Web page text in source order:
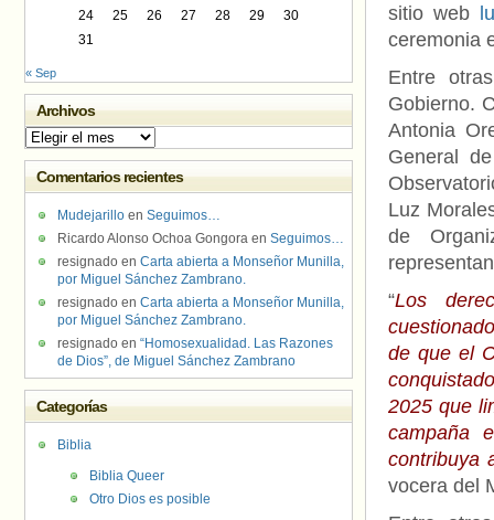
sitio web
ceremonia
Entre
Gobierno.
Antonia
General
Luz
de
“Los
de que el
2025 que
campaña
contribuya
vocera del
24
25 26 27 28 29
30
31
« Sep
Archivos
Archivos
Comentarios recientes
Mudejarillo en Seguimos…
Ricardo Alonso Ochoa Gongora en Seguimos…
resignado en Carta abierta a Monseñor Munilla,
por Miguel Sánchez Zambrano.
resignado en Carta abierta a Monseñor Munilla,
por Miguel Sánchez Zambrano.
resignado en “Homosexualidad. Las Razones
de Dios”, de Miguel Sánchez Zambrano
Categorías
Biblia
Biblia Queer
Otro Dios es posible